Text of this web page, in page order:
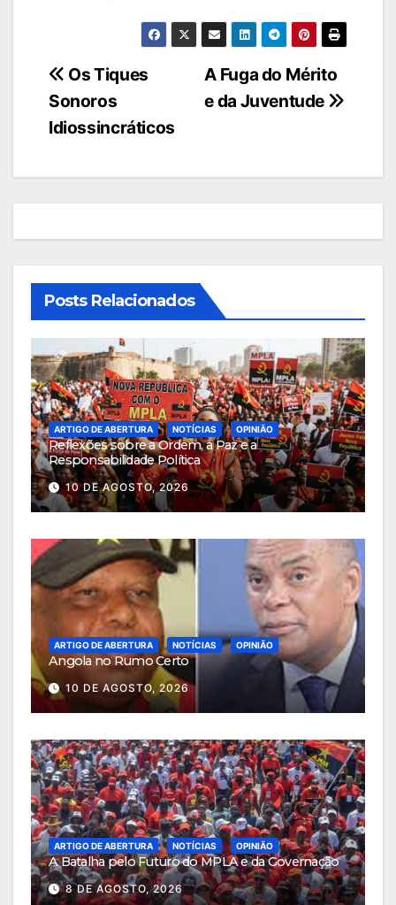
Navegação
de
artigos
A Fuga do Mérito
e da Juventude
Os Tiques
Sonoros
Idiossincráticos
Posts Relacionados
ARTIGO DE ABERTURA NOTÍCIAS OPINIÃO
Reflexões sobre a Ordem, a Paz e a
Responsabilidade Política
10 DE AGOSTO, 2026
ARTIGO DE ABERTURA NOTÍCIAS OPINIÃO
Angola no Rumo Certo
10 DE AGOSTO, 2026
ARTIGO DE ABERTURA NOTÍCIAS OPINIÃO
A Batalha pelo Futuro do MPLA e da Governação
8 DE AGOSTO, 2026